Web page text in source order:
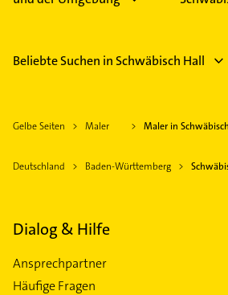
Beliebte Suchen in Schwäbisch Hall
Gelbe Seiten Maler Maler in
Deutschland Baden-Württemberg
Dialog & Hilfe
Ansprechpartner
Häufige Fragen